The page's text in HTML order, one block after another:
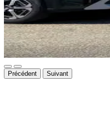
Précédent Suivant